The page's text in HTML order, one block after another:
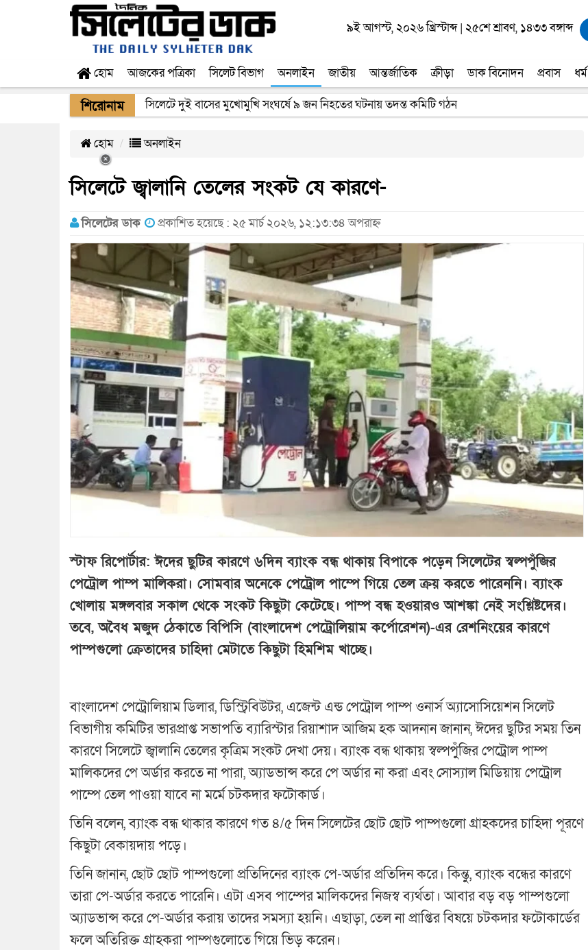
৯ই আগস্ট, ২০২৬ খ্রিস্টাব্দ| ২৫শে শ্রাবণ, ১৪৩৩ বঙ্গাব্দ
হোম আজকের পত্রিকা সিলেট বিভাগ অনলাইন জাতীয় আন্তর্জাতিক ক্রীড়া ডাক বিনোদন প্রবাস ধর্ম
শিরোনাম সিলেটে দুই বাসের মুখোমুখি সংঘর্ষে ৯ জন নিহতের ঘটনায় তদন্ত কমিটি গঠন
হোম অনলাইন
সিলেটে জ্বালানি তেলের সংকট যে কারণে-
সিলেটের ডাক প্রকাশিত হয়েছে : ২৫ মার্চ ২০২৬, ১২:১৩:৩৪ অপরাহ্ন
স্টাফ রিপোর্টার: ঈদের ছুটির কারণে ৬দিন ব্যাংক বন্ধ থাকায় বিপাকে পড়েন সিলেটের স্বল্পপুঁজির
পেট্রোল পাম্প মালিকরা। সোমবার অনেকে পেট্রোল পাম্পে গিয়ে তেল ক্রয় করতে পারেননি। ব্যাংক
খোলায় মঙ্গলবার সকাল থেকে সংকট কিছুটা কেটেছে। পাম্প বন্ধ হওয়ারও আশঙ্কা নেই সংশ্লিষ্টদের।
তবে, অবৈধ মজুদ ঠেকাতে বিপিসি (বাংলাদেশ পেট্রোলিয়াম কর্পোরেশন)-এর রেশনিংয়ের কারণে
পাম্পগুলো ক্রেতাদের চাহিদা মেটাতে কিছুটা হিমশিম খাচ্ছে।
বাংলাদেশ পেট্রোলিয়াম ডিলার, ডিস্ট্রিবিউটর, এজেন্ট এন্ড পেট্রোল পাম্প ওনার্স অ্যাসোসিয়েশন সিলেট
বিভাগীয় কমিটির ভারপ্রাপ্ত সভাপতি ব্যারিস্টার রিয়াশাদ আজিম হক আদনান জানান, ঈদের ছুটির সময় তিন
কারণে সিলেটে জ্বালানি তেলের কৃত্রিম সংকট দেখা দেয়। ব্যাংক বন্ধ থাকায় স্বল্পপুঁজির পেট্রোল পাম্প
মালিকদের পে অর্ডার করতে না পারা, অ্যাডভান্স করে পে অর্ডার না করা এবং সোস্যাল মিডিয়ায় পেট্রোল
পাম্পে তেল পাওয়া যাবে না মর্মে চটকদার ফটোকার্ড।
তিনি বলেন, ব্যাংক বন্ধ থাকার কারণে গত ৪/৫ দিন সিলেটের ছোট ছোট পাম্পগুলো গ্রাহকদের চাহিদা পূরণে
কিছুটা বেকায়দায় পড়ে।
তিনি জানান, ছোট ছোট পাম্পগুলো প্রতিদিনের ব্যাংক পে-অর্ডার প্রতিদিন করে। কিন্তু, ব্যাংক বন্ধের কারণে
তারা পে-অর্ডার করতে পারেনি। এটা এসব পাম্পের মালিকদের নিজস্ব ব্যর্থতা। আবার বড় বড় পাম্পগুলো
অ্যাডভান্স করে পে-অর্ডার করায় তাদের সমস্যা হয়নি। এছাড়া, তেল না প্রাপ্তির বিষয়ে চটকদার ফটোকার্ডের
ফলে অতিরিক্ত গ্রাহকরা পাম্পগুলোতে গিয়ে ভিড় করেন।